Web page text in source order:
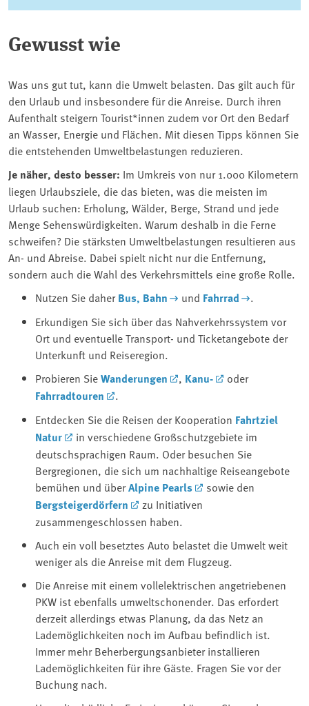
Gewusst wie
Was uns gut tut, kann die Umwelt belasten. Das gilt auch für
den Urlaub und insbesondere für die Anreise. Durch ihren
Aufenthalt steigern Tourist*innen zudem vor Ort den Bedarf
an Wasser, Energie und Flächen. Mit diesen Tipps können Sie
die entstehenden Umweltbelastungen reduzieren.
Je näher, desto besser: Im Umkreis von nur 1.000 Kilometern
liegen Urlaubsziele, die das bieten, was die meisten im
Urlaub suchen: Erholung, Wälder, Berge, Strand und jede
Menge Sehenswürdigkeiten. Warum deshalb in die Ferne
schweifen? Die stärksten Umweltbelastungen resultieren aus
An- und Abreise. Dabei spielt nicht nur die Entfernung,
sondern auch die Wahl des Verkehrsmittels eine große Rolle.
Nutzen Sie daherBus, Bahn und Fahrrad
.
Erkundigen Sie sich über das Nahverkehrssystem vor
Ort und eventuelle Transport- und Ticketangebote der
Unterkunft und Reiseregion.
Probieren SieWanderungen , Kanu- oder
Fahrradtouren
.
Entdecken Sie die Reisen der Kooperation Fahrtziel
Natur
in verschiedene Großschutzgebiete im
deutschsprachigen Raum. Oder besuchen Sie
Bergregionen, die sich um nachhaltige Reiseangebote
bemühen und überAlpine Pearls sowie den
Bergsteigerdörfern
zu Initiativen
zusammengeschlossen haben.
Auch ein voll besetztes Auto belastet die Umwelt weit
weniger als die Anreise mit dem Flugzeug.
Die Anreise mit einem vollelektrischen angetriebenen
PKW ist ebenfalls umweltschonender. Das erfordert
derzeit allerdings etwas Planung, da das Netz an
Lademöglichkeiten noch im Aufbau befindlich ist.
Immer mehr Beherbergungsanbieter installieren
Lademöglichkeiten für ihre Gäste. Fragen Sie vor der
Buchung nach.